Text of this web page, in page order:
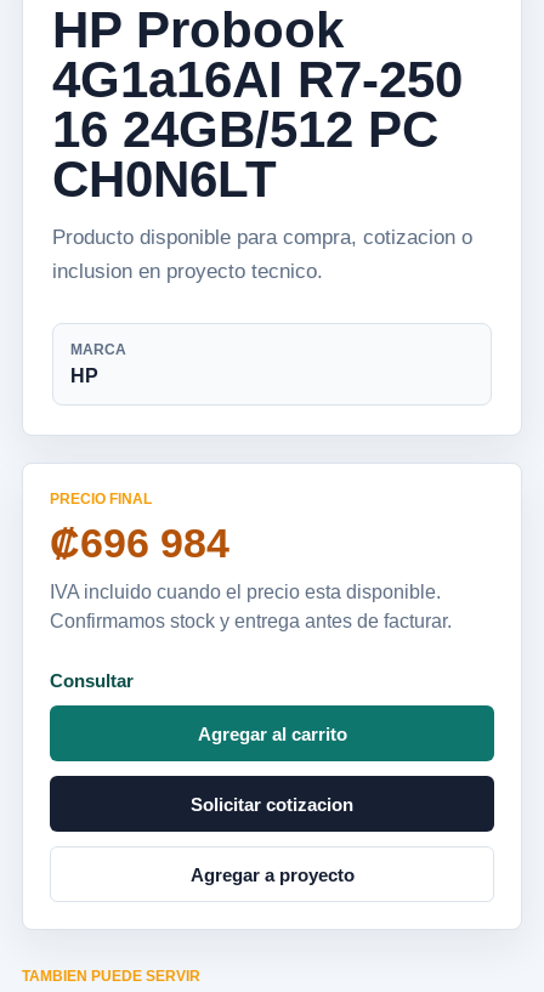
HP Probook
4G1a16AI R7-250
16 24GB/512 PC
CH0N6LT
Producto disponible para compra, cotizacion o
inclusion en proyecto tecnico.
MARCA
HP
PRECIO FINAL
₡696 984
IVA incluido cuando el precio esta disponible.
Confirmamos stock y entrega antes de facturar.
Consultar
Agregar al carrito
Solicitar cotizacion
Agregar a proyecto
TAMBIEN PUEDE SERVIR